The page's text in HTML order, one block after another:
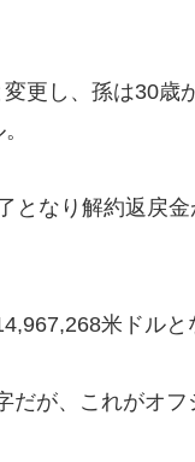
更し、孫は30歳
となり解約返戻
米ドルと
だが、これがオ